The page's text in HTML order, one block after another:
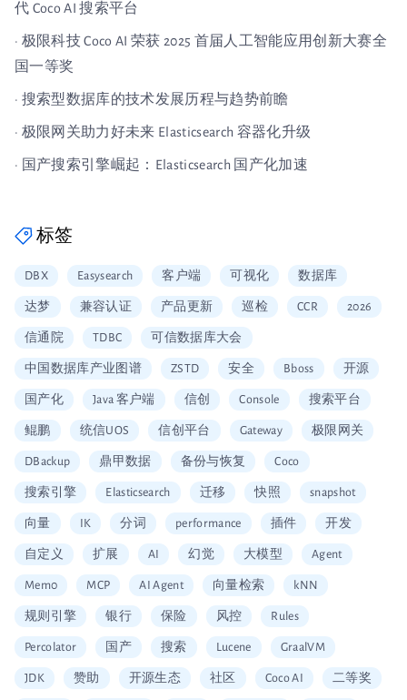
代 Coco AI 搜索平台
· 极限科技 Coco AI 荣获 2025 首届人工智能应用创新大赛全
国一等奖
· 搜索型数据库的技术发展历程与趋势前瞻
· 极限网关助力好未来 Elasticsearch 容器化升级
· 国产搜索引擎崛起：Elasticsearch 国产化加速
标签
DBX Easysearch 客户端 可视化 数据库
达梦 兼容认证 产品更新 巡检 CCR 2026
信通院 TDBC 可信数据库大会
中国数据库产业图谱 ZSTD 安全 Bboss 开源
国产化 Java 客户端 信创 Console 搜索平台
鲲鹏 统信UOS 信创平台 Gateway 极限网关
DBackup 鼎甲数据 备份与恢复 Coco
搜索引擎 Elasticsearch 迁移 快照 snapshot
向量 IK 分词 performance 插件 开发
自定义 扩展 AI 幻觉 大模型 Agent
Mem0 MCP AI Agent 向量检索 kNN
规则引擎 银行 保险 风控 Rules
Percolator 国产 搜索 Lucene GraalVM
JDK 赞助 开源生态 社区 Coco AI 二等奖